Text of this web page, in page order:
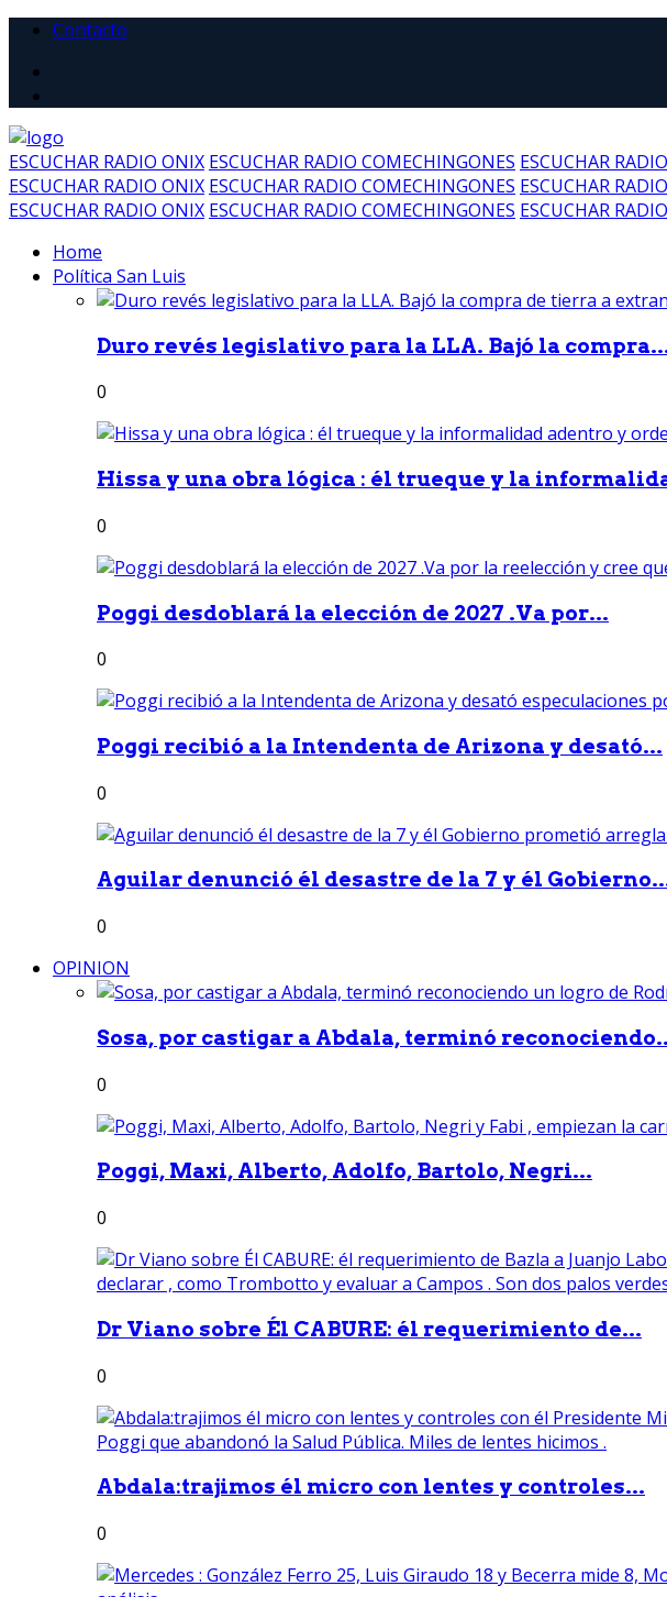
Contacto
ESCUCHAR RADIO ONIX ESCUCHAR RADIO COMECHINGONES ESCUCHAR
ESCUCHAR RADIO ONIX ESCUCHAR RADIO COMECHINGONES ESCUCHAR
ESCUCHAR RADIO ONIX ESCUCHAR RADIO COMECHINGONES ESCUCHAR
Home
Política San Luis
Duro revés legislativo para la LLA. Bajó la
0
Hissa y una obra lógica : él trueque y la
0
Poggi desdoblará la elección de 2027 .Va por...
0
Poggi recibió a la Intendenta de Arizona y desató...
0
Aguilar denunció él desastre de la 7 y él
0
OPINION
Sosa, por castigar a Abdala, terminó
0
Poggi, Maxi, Alberto, Adolfo, Bartolo, Negri...
0
Dr Viano sobre Él CABURE: él requerimiento de...
0
Abdala:trajimos él micro con lentes y controles...
0